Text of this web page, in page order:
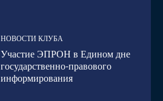
НОВОСТИ КЛУБА
Участие ЭПРОН в Едином дне
государственно-правового
информирования